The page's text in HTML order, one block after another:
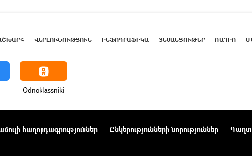
ՎԵՐԼՈՒԾՈՒԹՅՈՒՆ ԻՆՖՈԳՐԱՖԻԿԱ ՏԵՍԱՆՅՈՒԹԵՐ ՌԱԴԻՈ
Odnoklassniki
հաղորդագրություններ Ընկերությունների նորություններ